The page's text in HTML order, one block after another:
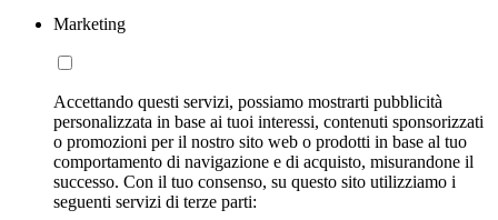
Marketing
Accettando questi servizi, possiamo mostrarti pubblicità
personalizzata in base ai tuoi interessi, contenuti sponsorizzati
o promozioni per il nostro sito web o prodotti in base al tuo
comportamento di navigazione e di acquisto, misurandone il
successo. Con il tuo consenso, su questo sito utilizziamo i
seguenti servizi di terze parti: